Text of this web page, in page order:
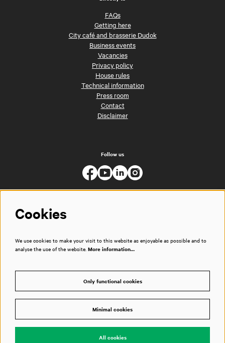
FAQs
Getting here
City café and brasserie Dudok
Business events
Vacancies
Privacy policy
House rules
Technical information
Press room
Contact
Disclaimer
Follow us
Cookies
We use cookies to make your visit to this website as enjoyable as possible and to
analyse the use of the website. More information…
Only functional cookies
Minimal cookies
All cookies